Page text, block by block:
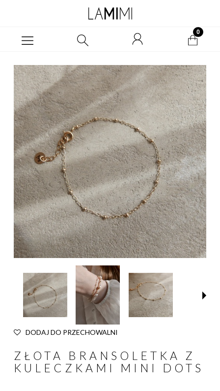
DODAJ DO PRZECHOWALNI
ZŁOTA BRANSOLETKA Z
KULECZKAMI MINI DOTS